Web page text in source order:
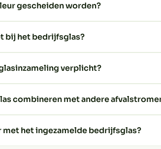
gescheiden worden?
bij het bedrijfsglas?
verplicht?
combineren met andere
met het ingezamelde bedrijfsglas?